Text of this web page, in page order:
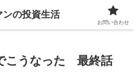
株式、等々への投資について
こうなった 最終話
ンの投資生活
お問い合わせ